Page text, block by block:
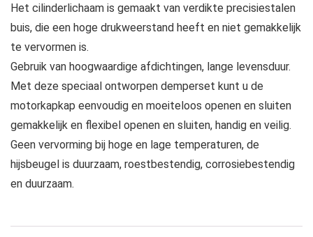
Het cilinderlichaam is gemaakt van verdikte precisiestalen
buis, die een hoge drukweerstand heeft en niet gemakkelijk
te vervormen is.
Gebruik van hoogwaardige afdichtingen, lange levensduur.
Met deze speciaal ontworpen demperset kunt u de
motorkapkap eenvoudig en moeiteloos openen en sluiten
gemakkelijk en flexibel openen en sluiten, handig en veilig.
Geen vervorming bij hoge en lage temperaturen, de
hijsbeugel is duurzaam, roestbestendig, corrosiebestendig
en duurzaam.